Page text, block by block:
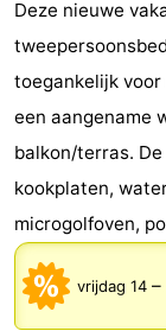
Deze nieuwe
toegankelijk
een aangename
balkon/terras.
kookplaten,
microgolfoven,
vrijdag 14 –